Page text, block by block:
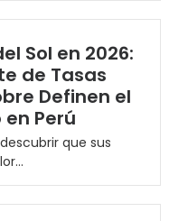
Sol en 2026:
de Tasas
Definen el
Perú
que sus